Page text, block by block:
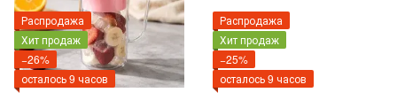
Распродажа
Хит продаж
−26%
осталось 9 часов
Распродажа
Хит продаж
−25%
осталось 9 часов